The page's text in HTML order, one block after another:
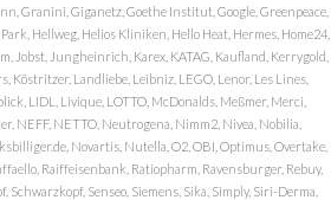
Granini, Giganetz, Goethe Institut, Google, Greenpeace,
Hellweg, Helios Kliniken, Hello Heat, Hermes, Home24,
Jobst, Jungheinrich, Karex, KATAG, Kaufland, Kerrygold,
Köstritzer, Landliebe, Leibniz, LEGO, Lenor, Les Lines,
LIDL, Livique, LOTTO, McDonalds, Meßmer, Merci,
NEFF, NETTO, Neutrogena, Nimm2, Nivea, Nobilia,
Novartis, Nutella, O2, OBI, Optimus, Overtake,
Raiffeisenbank, Ratiopharm, Ravensburger, Rebuy,
Schwarzkopf, Senseo, Siemens, Sika, Simply, Siri-Derma,